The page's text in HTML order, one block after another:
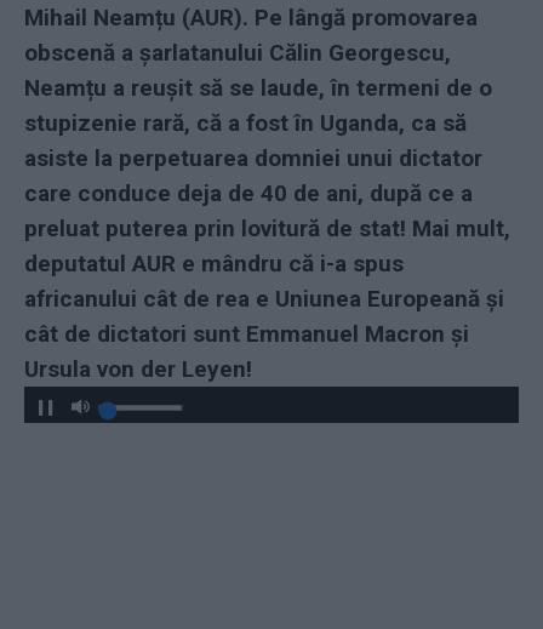
Mihail Neamțu (AUR). Pe lângă promovarea
obscenă a șarlatanului Călin Georgescu,
Neamțu a reușit să se laude, în termeni de o
stupizenie rară, că a fost în Uganda, ca să
asiste la perpetuarea domniei unui dictator
care conduce deja de 40 de ani, după ce a
preluat puterea prin lovitură de stat! Mai mult,
deputatul AUR e mândru că i-a spus
africanului cât de rea e Uniunea Europeană și
cât de dictatori sunt Emmanuel Macron și
Ursula von der Leyen!